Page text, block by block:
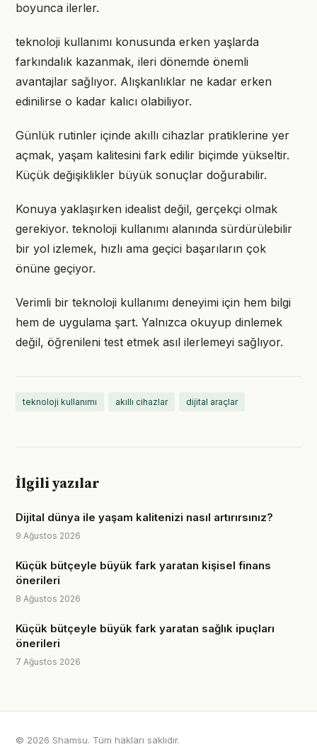
boyunca ilerler.
teknoloji kullanımı konusunda erken yaşlarda
farkındalık kazanmak, ileri dönemde önemli
avantajlar sağlıyor. Alışkanlıklar ne kadar erken
edinilirse o kadar kalıcı olabiliyor.
Günlük rutinler içinde akıllı cihazlar pratiklerine yer
açmak, yaşam kalitesini fark edilir biçimde yükseltir.
Küçük değişiklikler büyük sonuçlar doğurabilir.
Konuya yaklaşırken idealist değil, gerçekçi olmak
gerekiyor. teknoloji kullanımı alanında sürdürülebilir
bir yol izlemek, hızlı ama geçici başarıların çok
önüne geçiyor.
Verimli bir teknoloji kullanımı deneyimi için hem bilgi
hem de uygulama şart. Yalnızca okuyup dinlemek
değil, öğrenileni test etmek asıl ilerlemeyi sağlıyor.
teknoloji kullanımı akıllı cihazlar dijital araçlar
İlgili yazılar
Dijital dünya ile yaşam kalitenizi nasıl artırırsınız?
9 Ağustos 2026
Küçük bütçeyle büyük fark yaratan kişisel finans
önerileri
8 Ağustos 2026
Küçük bütçeyle büyük fark yaratan sağlık ipuçları
önerileri
7 Ağustos 2026
© 2026 Shamsu. Tüm hakları saklıdır.